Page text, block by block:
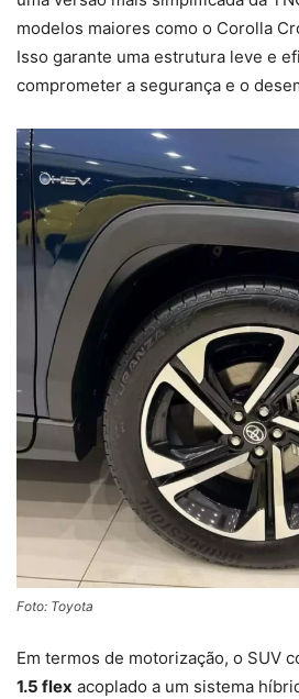
modelos maiores como o Corolla
Isso garante uma estrutura leve e
comprometer a segurança e o
Foto: Toyota
Em termos de motorização, o SUV
1.5 flex acoplado a um sistema